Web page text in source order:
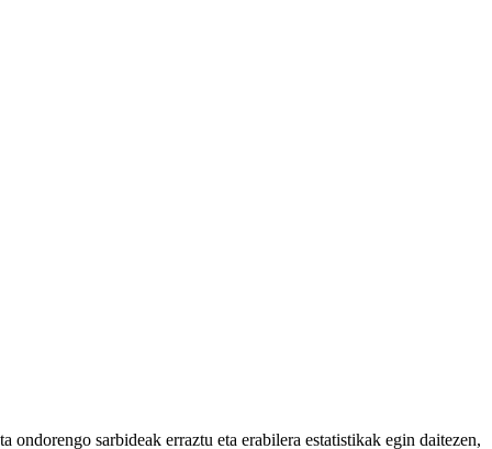
sarbideak erraztu eta erabilera estatistikak egin daitezen,